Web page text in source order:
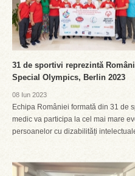
31 de sportivi reprezintă
Special Olympics, Berlin 2023
08 Iun 2023
Echipa României formată din 31 de
medic va participa la cel mai mare
persoanelor cu dizabilități